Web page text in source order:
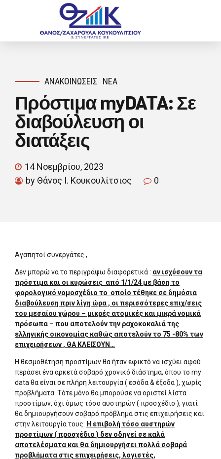
ΑΝΑΚΟΙΝΏΣΕΙΣ ΝΈΑ
Πρόστιμα myDATA: Σε
διαβούλευση οι
διατάξεις
14 Νοεμβρίου, 2023
by Θάνος Ι. Κουκουλίτσιος
0
Αγαπητοί συνεργάτες ,
Δεν μπορώ να το περιγράψω διαφορετικά : αν ισχύσουν τα
πρόστιμα και οι κυρώσεις από 1/1/24 με βάση το
φορολογικό νομοσχέδιο το οποίο τέθηκε σε δημόσια
διαβούλευση πριν λίγη ώρα , οι περισσότερες επιχ/σεις
του μεσαίου χώρου – μικρές ατομικές και μικρά νομικά
πρόσωπα – που αποτελούν την ραχοκοκαλιά της
ελληνικής οικονομίας καθώς αποτελούν το 75 -80% των
επιχειρήσεων , ΘΑ ΚΛΕΙΣΟΥΝ…
Η θεσμοθέτηση προστίμων θα ήταν εφικτό να ισχύει αφού
περάσει ένα αρκετά σοβαρό χρονικό διάστημα, όπου το my
data θα είναι σε πλήρη λειτουργία ( εσόδα & έξοδα ), χωρίς
προβλήματα. Τότε μόνο θα μπορούσε να οριστεί λίστα
προστίμων, όχι όμως τόσο αυστηρών ( προσχέδιο ), γιατί
θα δημιουργήσουν σοβαρό πρόβλημα στις επιχειρήσεις και
στην λειτουργία τους.
Η επιβολή τόσο αυστηρών
προστίμων ( προσχέδιο ) δεν οδηγεί σε καλά
αποτελέσματα και θα δημιουργήσει πολλά σοβαρά
προβλήματα στις επιχειρήσεις, λογιστές,